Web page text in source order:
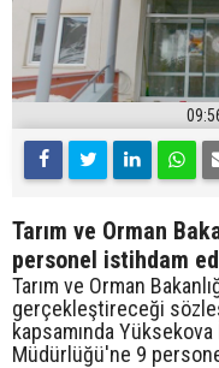
Tarım ve Orman
personel istihdam
Tarım ve Orman
gerçekleştireceği
kapsamında
Müdürlüğü'ne 9